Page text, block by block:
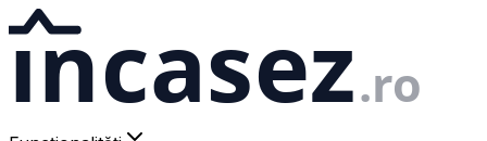
ıncasez.ro